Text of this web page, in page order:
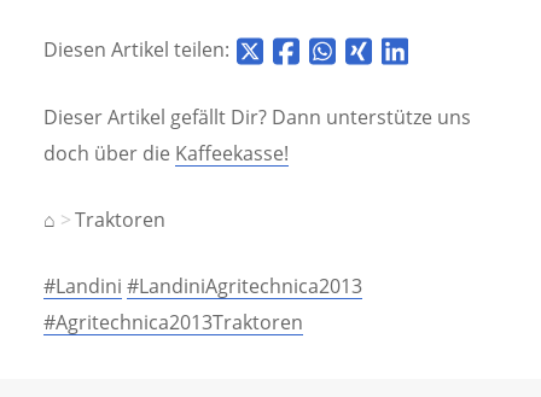
Diesen Artikel teilen:
Dieser Artikel gefällt Dir? Dann unterstütze uns
doch über die Kaffeekasse!
⌂ Traktoren
#Landini #LandiniAgritechnica2013
#Agritechnica2013Traktoren